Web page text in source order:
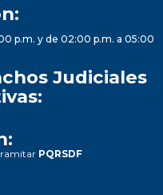
p.m. y de 02:00 p.m. a 05:00
Judiciales
PQRSDF